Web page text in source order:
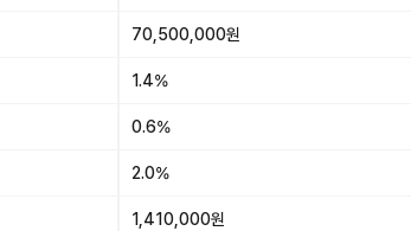
70,500,000원
1.4%
0.6%
2.0%
1,410,000원